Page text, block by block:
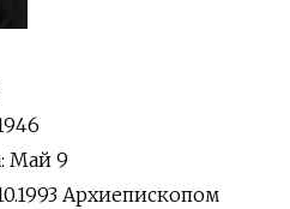
Май 9
Архиепископом